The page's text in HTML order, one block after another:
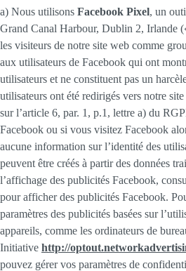
a) Nous utilisons Facebook Pixel, un
Grand Canal Harbour, Dublin 2, Irlande
les visiteurs de notre site web comme
aux utilisateurs de Facebook qui ont
utilisateurs et ne constituent pas un
utilisateurs ont été redirigés vers notre
sur l’article 6, par. 1, p.1, lettre a) du
Facebook ou si vous visitez Facebook
aucune information sur l’identité des
peuvent être créés à partir des données
l’affichage des publicités Facebook,
pour afficher des publicités Facebook.
paramètres des publicités basées sur
appareils, comme les ordinateurs de
Initiative http://
pouvez gérer vos paramètres de